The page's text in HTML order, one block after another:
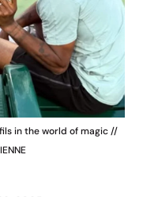
in the world of magic //